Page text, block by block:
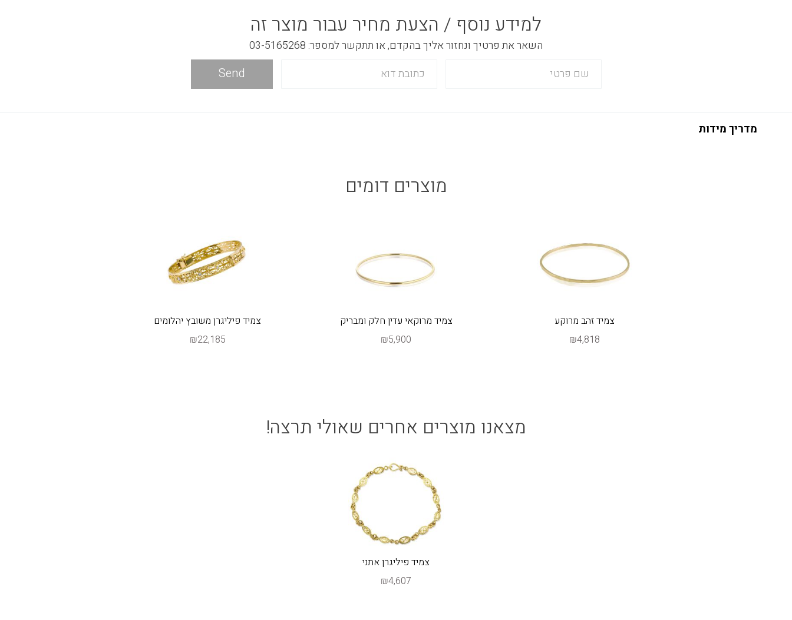
למידע נוסף / הצעת מחיר עבור מוצר זה
השאר את פרטיך ונחזור אליך בהקדם, או תתקשר למספר: 03-5165268
Send
מדריך מידות
מוצרים דומים
צמיד זהב מרוקע
₪4,818
צמיד מרוקאי עדין חלק ומבריק
₪5,900
צמיד פיליגרן משובץ יהלומים
₪22,185
מצאנו מוצרים אחרים שאולי תרצה!
צמיד פיליגרן אתני
₪4,607